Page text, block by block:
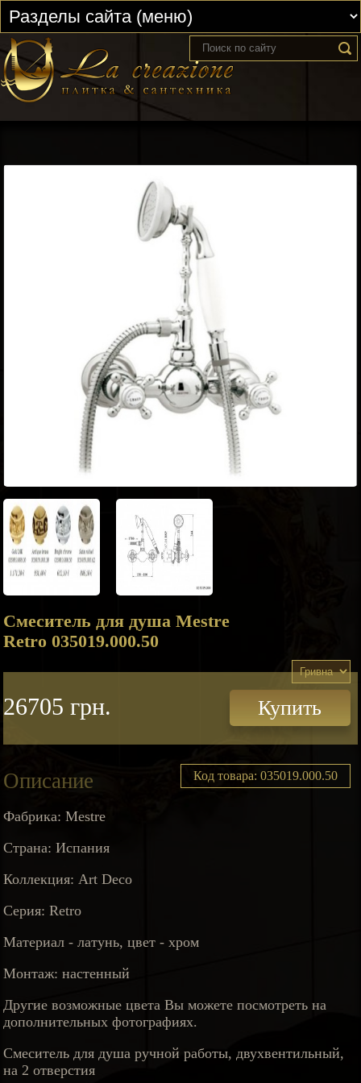
Смеситель для душа Mestre
Retro 035019.000.50
26705 грн. Купить
Описание Код товара: 035019.000.50
Фабрика: Mestre
Страна: Испания
Коллекция: Art Deco
Серия: Retro
Материал - латунь, цвет - хром
Монтаж: настенный
Другие возможные цвета Вы можете посмотреть на
дополнительных фотографиях.
Смеситель для душа ручной работы, двухвентильный,
на 2 отверстия